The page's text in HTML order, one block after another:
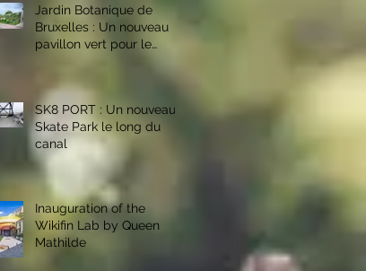
Jardin Botanique de
Bruxelles : Un nouveau
pavillon vert pour le
SK8 PORT : Un nouveau
Skate Park le long du
canal
Inauguration of the
Wikifin Lab by Queen
Mathilde